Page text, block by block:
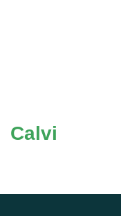
Calvi